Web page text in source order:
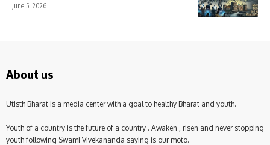
June 5, 2026
About us
Utisth Bharat is a media center with a goal to healthy Bharat and youth.
Youth of a country is the future of a country . Awaken , risen and never stopping
youth following Swami Vivekananda saying is our moto.